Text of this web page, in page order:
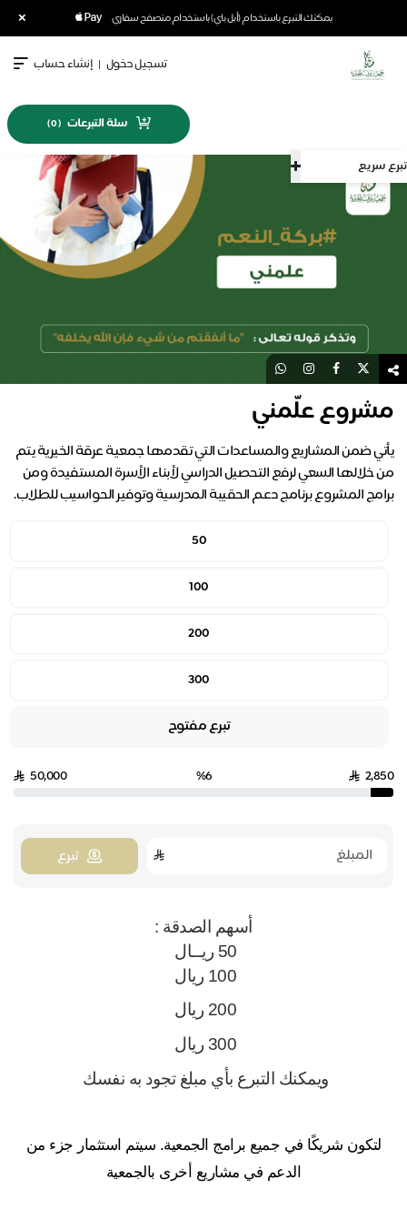
يمكنك التبرع باستخدام (أبل باي) باستخدام متصفح سفاري ×
تبرع سريع
تسجيل دخول | إنشاء حساب
سلة التبرعات (
0
)
مشروع علّمني
يأتي ضمن المشاريع والمساعدات التي تقدمها جمعية عرقة الخيرية يتم
من خلالها السعي لرفع التحصيل الدراسي لأبناء الأسرة المستفيدة ومن
برامج المشروع برنامج دعم الحقيبة المدرسية وتوفير الحواسيب للطلاب.
50
100
200
300
تبرع مفتوح
2,850
%6
50,000
تبرع
أسهم الصدقة :
50 ريــال
100 ريال
200 ريال
300 ريال
ويمكنك التبرع بأي مبلغ تجود به نفسك
لتكون شريكًا في جميع برامج الجمعية. سيتم استثمار جزء من
الدعم في مشاريع أخرى بالجمعية